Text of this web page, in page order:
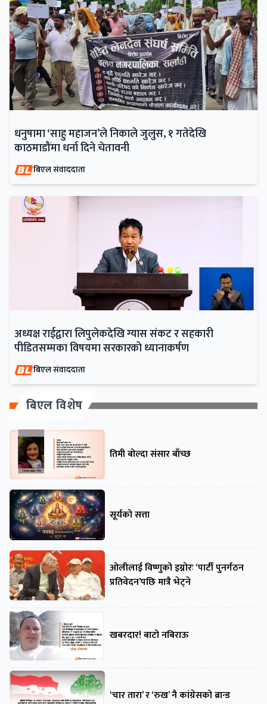
धनुषामा ‘साहु महाजन’ले निकाले जुलुस, १ गतेदेखि
काठमाडौंमा धर्ना दिने चेतावनी
बिएल संवाददाता
अध्यक्ष राईद्वारा लिपुलेकदेखि ग्यास संकट र सहकारी
पीडितसम्मका विषयमा सरकारको ध्यानाकर्षण
बिएल संवाददाता
बिएल विशेष
तिमी बोल्दा संसार बाँच्छ
सूर्यको सत्ता
ओलीलाई विष्णुको इग्नोरः ‘पार्टी पुनर्गठन
प्रतिवेदन’पछि मात्रै भेट्ने
खबरदार! बाटो नबिराऊ
‘चार तारा’ र ‘रुख’ नै कांग्रेसको ब्रान्ड